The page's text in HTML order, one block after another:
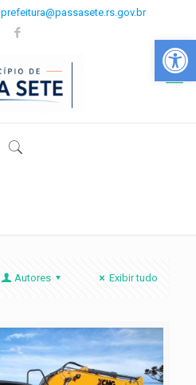
Abrir
prefeitura@passasete.rs.gov.br
Autores Exibir tudo